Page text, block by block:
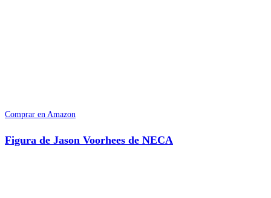
Comprar en Amazon
Figura de Jason Voorhees de NECA